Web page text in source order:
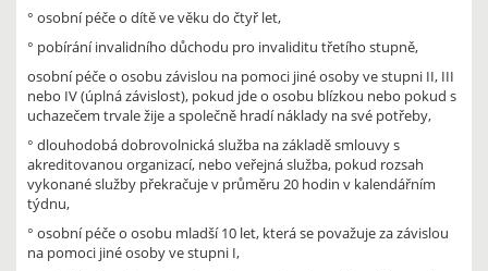
° osobní péče o dítě ve věku do čtyř let,
° pobírání invalidního důchodu pro invaliditu třetího stupně,
osobní péče o osobu závislou na pomoci jiné osoby ve stupni II, III
nebo IV (úplná závislost), pokud jde o osobu blízkou nebo pokud s
uchazečem trvale žije a společně hradí náklady na své potřeby,
° dlouhodobá dobrovolnická služba na základě smlouvy s
akreditovanou organizací, nebo veřejná služba, pokud rozsah
vykonané služby překračuje v průměru 20 hodin v kalendářním
týdnu,
° osobní péče o osobu mladší 10 let, která se považuje za závislou
na pomoci jiné osoby ve stupni I,